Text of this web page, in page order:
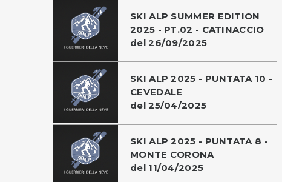
SKI ALP SUMMER EDITION
2025 - PT.02 - CATINACCIO
del 26/09/2025
SKI ALP 2025 - PUNTATA 10 -
CEVEDALE
del 25/04/2025
SKI ALP 2025 - PUNTATA 8 -
MONTE CORONA
del 11/04/2025